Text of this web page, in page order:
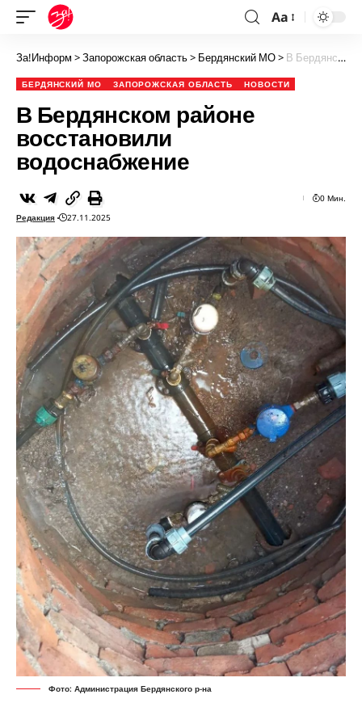
Aa
За!Информ >Запорожская область> Бердянский МО> В Бердянском районе восстановили водоснабжение
БЕРДЯНСКИЙ МО ЗАПОРОЖСКАЯ ОБЛАСТЬ НОВОСТИ
В Бердянском районе
восстановили
водоснабжение
Редакция 27.11.2025
0 Мин.
Фото: Администрация Бердянского р-на